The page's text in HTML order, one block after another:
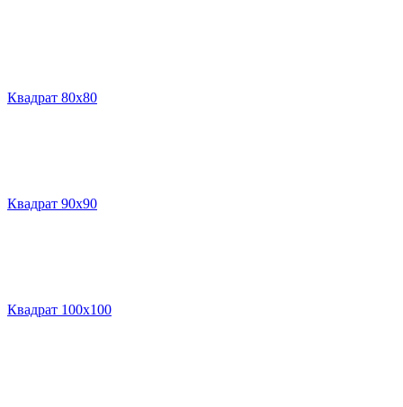
Квадрат 80х80
Квадрат 90х90
Квадрат 100х100